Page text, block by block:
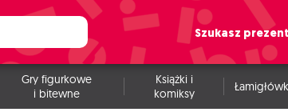
Szukasz
Gry figurkowe
i bitewne
Książki i
komiksy